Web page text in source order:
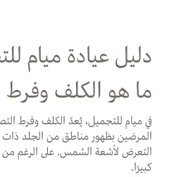
دليل عيادة ميام
ما هو الكلف وفرط
في ميام للتجميل، يُعدّ الكلف وفرط
المرضين بظهور مناطق من الجلد ذات
التعرض لأشعة الشمس. على الرغم من
كبيرًا.